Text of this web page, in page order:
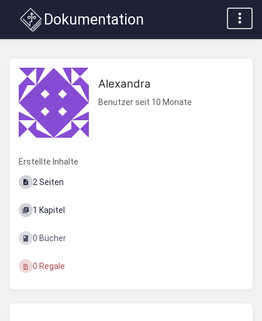
Dokumentation
Alexandra
Benutzer seit 10 Monate
Erstellte Inhalte
2 Seiten
1 Kapitel
0 Bücher
0 Regale